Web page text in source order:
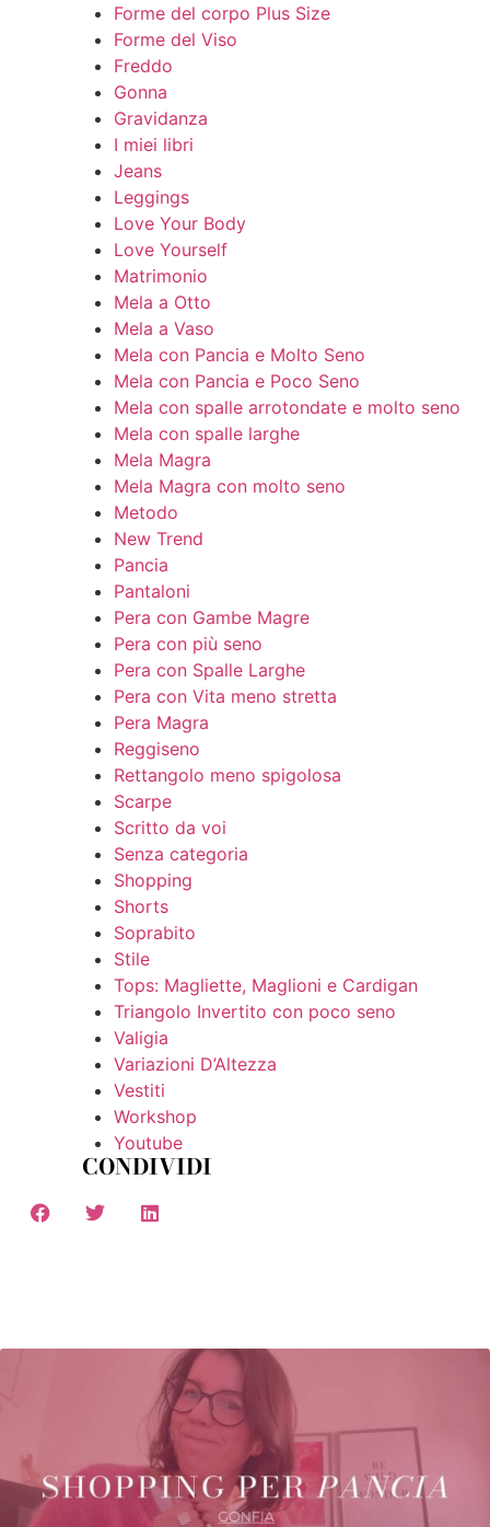
Forme del corpo Plus Size
Forme del Viso
Freddo
Gonna
Gravidanza
I miei libri
Jeans
Leggings
Love Your Body
Love Yourself
Matrimonio
Mela a Otto
Mela a Vaso
Mela con Pancia e Molto Seno
Mela con Pancia e Poco Seno
Mela con spalle arrotondate e molto seno
Mela con spalle larghe
Mela Magra
Mela Magra con molto seno
Metodo
New Trend
Pancia
Pantaloni
Pera con Gambe Magre
Pera con più seno
Pera con Spalle Larghe
Pera con Vita meno stretta
Pera Magra
Reggiseno
Rettangolo meno spigolosa
Scarpe
Scritto da voi
Senza categoria
Shopping
Shorts
Soprabito
Stile
Tops: Magliette, Maglioni e Cardigan
Triangolo Invertito con poco seno
Valigia
Variazioni D’Altezza
Vestiti
Workshop
Youtube
CONDIVIDI